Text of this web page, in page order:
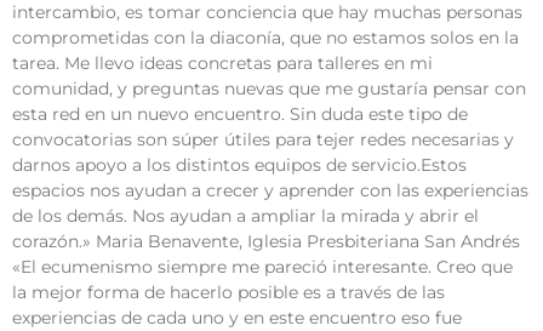
intercambio, es tomar conciencia que hay muchas personas
comprometidas con la diaconía, que no estamos solos en la
tarea. Me llevo ideas concretas para talleres en mi
comunidad, y preguntas nuevas que me gustaría pensar con
esta red en un nuevo encuentro. Sin duda este tipo de
convocatorias son súper útiles para tejer redes necesarias y
darnos apoyo a los distintos equipos de servicio.Estos
espacios nos ayudan a crecer y aprender con las experiencias
de los demás. Nos ayudan a ampliar la mirada y abrir el
corazón.» Maria Benavente, Iglesia Presbiteriana San Andrés
«El ecumenismo siempre me pareció interesante. Creo que
la mejor forma de hacerlo posible es a través de las
experiencias de cada uno y en este encuentro eso fue